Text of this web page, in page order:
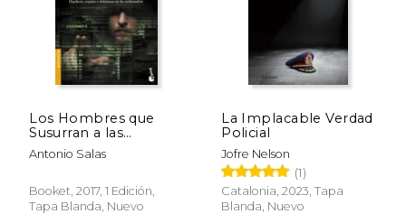
50%
dcto. $ 26.90 dcto.
Los Hombres que
Susurran a las
Maquinas
Antonio Salas
Booket, 2017, 1 Edición,
Tapa Blanda, Nuevo
La Implacable Verdad
Policial
Jofre Nelson
(1)
Catalonia, 2023, Tapa
Blanda, Nuevo